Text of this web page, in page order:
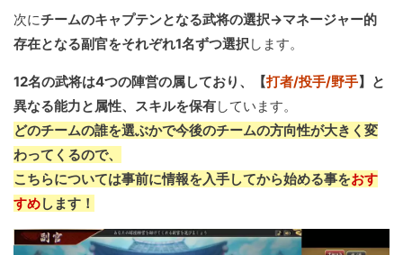
次にチームのキャプテンとなる武将の選択→マネージャー的
存在となる副官をそれぞれ1名ずつ選択します。
12名の武将は4つの陣営の属しており、【打者/投手/野手】と
異なる能力と属性、スキルを保有しています。
どのチームの誰を選ぶかで今後のチームの方向性が大きく変
わってくるので、
こちらについては事前に情報を入手してから始める事をおす
すめします！